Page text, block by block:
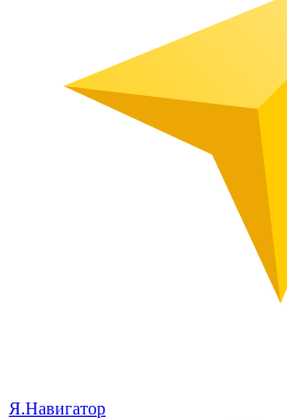
Я.Навигатор